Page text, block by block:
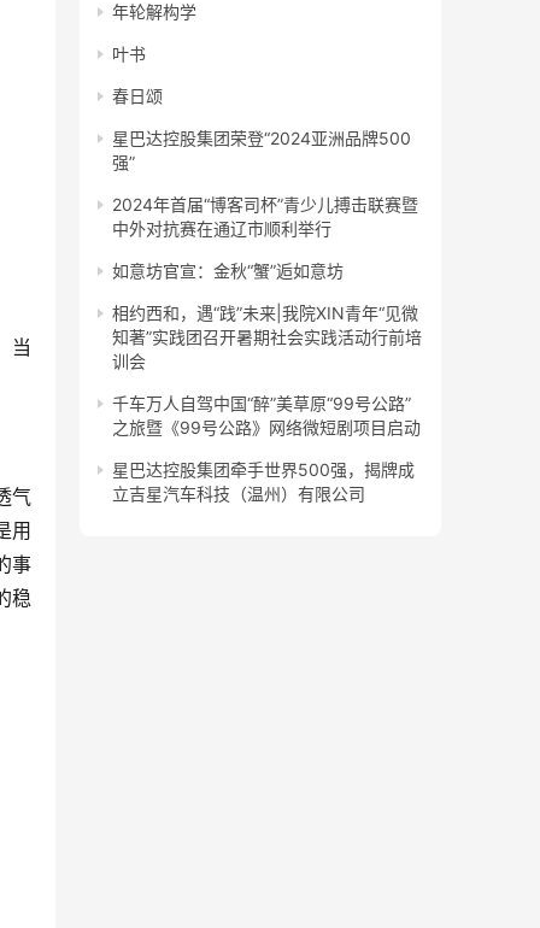
当
气
用
事
稳
年轮解构学
叶书
春日颂
星巴达控股集团荣登“2024亚洲品牌500
强”
2024年首届“博客司杯”青少儿搏击联赛暨
中外对抗赛在通辽市顺利举行
如意坊官宣：金秋“蟹”逅如意坊
相约西和，遇“践”未来|我院XIN青年“见微
知著”实践团召开暑期社会实践活动行前培
训会
千车万人自驾中国“醉”美草原“99号公路”
之旅暨《99号公路》网络微短剧项目启动
星巴达控股集团牵手世界500强，揭牌成
立吉星汽车科技（温州）有限公司